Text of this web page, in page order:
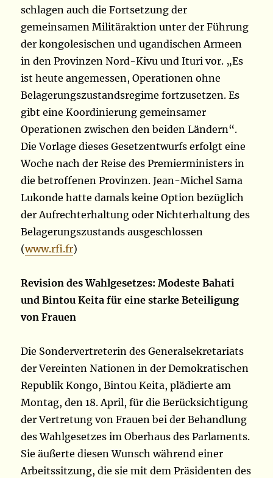
schlagen auch die Fortsetzung der
gemeinsamen Militäraktion unter der Führung
der kongolesischen und ugandischen Armeen
in den Provinzen Nord-Kivu und Ituri vor. „Es
ist heute angemessen, Operationen ohne
Belagerungszustandsregime fortzusetzen. Es
gibt eine Koordinierung gemeinsamer
Operationen zwischen den beiden Ländern“.
Die Vorlage dieses Gesetzentwurfs erfolgt eine
Woche nach der Reise des Premierministers in
die betroffenen Provinzen. Jean-Michel Sama
Lukonde hatte damals keine Option bezüglich
der Aufrechterhaltung oder Nichterhaltung des
Belagerungszustands ausgeschlossen
(www.rfi.fr)
Revision des Wahlgesetzes: Modeste Bahati
und Bintou Keita für eine starke Beteiligung
von Frauen
Die Sondervertreterin des Generalsekretariats
der Vereinten Nationen in der Demokratischen
Republik Kongo, Bintou Keita, plädierte am
Montag, den 18. April, für die Berücksichtigung
der Vertretung von Frauen bei der Behandlung
des Wahlgesetzes im Oberhaus des Parlaments.
Sie äußerte diesen Wunsch während einer
Arbeitssitzung, die sie mit dem Präsidenten des